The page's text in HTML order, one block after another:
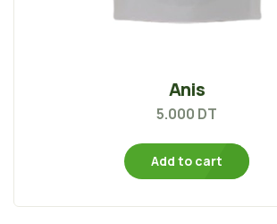
Anis
5.000 DT
Add to cart